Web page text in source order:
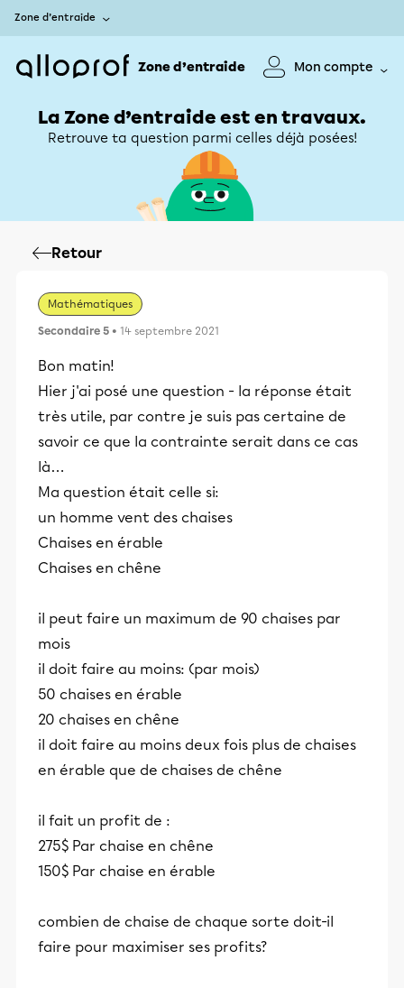
Zone d’entraide
Zone d’entraide Mon compte
La Zone d’entraide est en travaux.
Retrouve ta question parmi celles déjà posées!
Retour
Mathématiques
Secondaire 5 • 14 septembre 2021
Bon matin!
Hier j'ai posé une question - la réponse était
très utile, par contre je suis pas certaine de
savoir ce que la contrainte serait dans ce cas
là…
Ma question était celle si:
un homme vent des chaises
Chaises en érable
Chaises en chêne
il peut faire un maximum de 90 chaises par
mois
il doit faire au moins: (par mois)
50 chaises en érable
20 chaises en chêne
il doit faire au moins deux fois plus de chaises
en érable que de chaises de chêne
il fait un profit de :
275$ Par chaise en chêne
150$ Par chaise en érable
combien de chaise de chaque sorte doit-il
faire pour maximiser ses profits?